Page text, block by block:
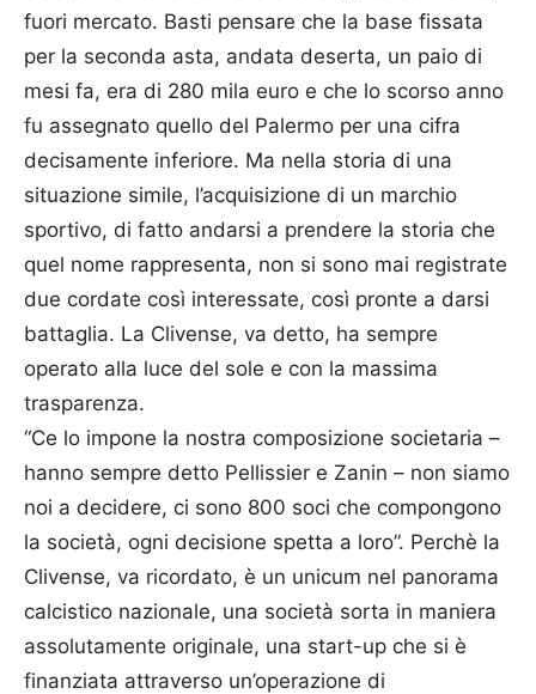
fuori mercato. Basti pensare che la base fissata
per la seconda asta, andata deserta, un paio di
mesi fa, era di 280 mila euro e che lo scorso anno
fu assegnato quello del Palermo per una cifra
decisamente inferiore. Ma nella storia di una
situazione simile, l’acquisizione di un marchio
sportivo, di fatto andarsi a prendere la storia che
quel nome rappresenta, non si sono mai registrate
due cordate così interessate, così pronte a darsi
battaglia. La Clivense, va detto, ha sempre
operato alla luce del sole e con la massima
trasparenza.
“Ce lo impone la nostra composizione societaria –
hanno sempre detto Pellissier e Zanin – non siamo
noi a decidere, ci sono 800 soci che compongono
la società, ogni decisione spetta a loro”. Perchè la
Clivense, va ricordato, è un unicum nel panorama
calcistico nazionale, una società sorta in maniera
assolutamente originale, una start-up che si è
finanziata attraverso un’operazione di